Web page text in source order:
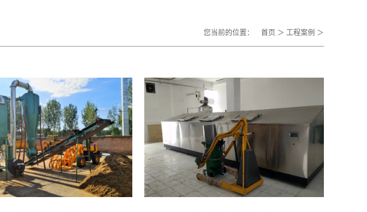
您当前的位置： 首页 ＞ 工程案例 ＞